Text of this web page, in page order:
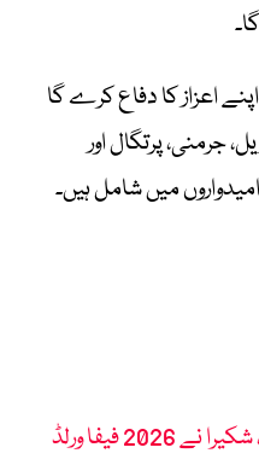
اعزاز کا دفاع کرے گا
جرمنی، پرتگال اور
میں شامل ہیں۔
16 سال بعد واپسی، شکیرا نے 2026 فیفا ورلڈ